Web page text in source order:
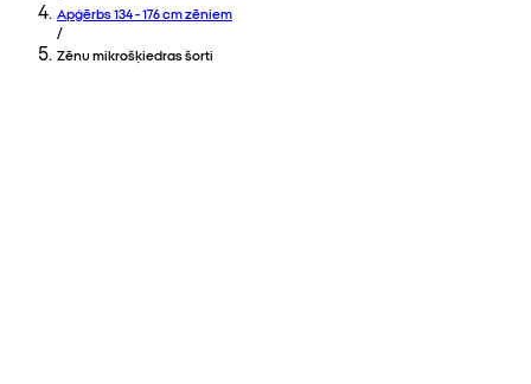
Apģērbs 134 - 176 cm zēniem
/
Zēnu mikrošķiedras šorti